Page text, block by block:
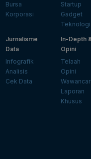
Bursa
Korporasi
Startup
Gadget
Teknologi
Jurnalisme
Data
Infografik
Analisis
Cek Data
In-Depth
Opini
Telaah
Opini
Laporan
Khusus